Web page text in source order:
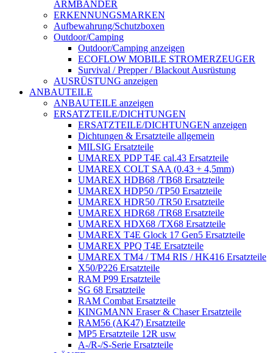
ARMBÄNDER
ERKENNUNGSMARKEN
Aufbewahrung/Schutzboxen
Outdoor/Camping
Outdoor/Camping anzeigen
ECOFLOW MOBILE STROMERZEUGER
Survival / Prepper / Blackout Ausrüstung
AUSRÜSTUNG anzeigen
ANBAUTEILE
ANBAUTEILE anzeigen
ERSATZTEILE/DICHTUNGEN
ERSATZTEILE/DICHTUNGEN anzeigen
Dichtungen & Ersatzteile allgemein
MILSIG Ersatzteile
UMAREX PDP T4E cal.43 Ersatzteile
UMAREX COLT SAA (0.43 + 4,5mm)
UMAREX HDB68 /TB68 Ersatzteile
UMAREX HDP50 /TP50 Ersatzteile
UMAREX HDR50 /TR50 Ersatzteile
UMAREX HDR68 /TR68 Ersatzteile
UMAREX HDX68 /TX68 Ersatzteile
UMAREX T4E Glock 17 Gen5 Ersatzteile
UMAREX PPQ T4E Ersatzteile
UMAREX TM4 / TM4 RIS / HK416 Ersatzteile
X50/P226 Ersatzteile
RAM P99 Ersatzteile
SG 68 Ersatzteile
RAM Combat Ersatzteile
KINGMANN Eraser & Chaser Ersatzteile
RAM56 (AK47) Ersatzteile
MP5 Ersatzteile 12R usw
A-/R-/S-Serie Ersatzteile